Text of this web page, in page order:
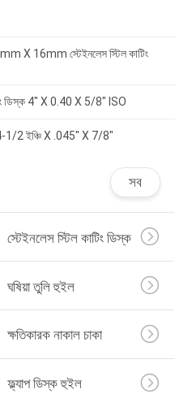
X 16mm স্টেইনলেস স্টিল কাটিং
ডিস্ক 4" X 0.40 X 5/8" ISO
4-1/2 ইঞ্চি X .045" X 7/8"
সব
স্টেইনলেস স্টিল কাটিং ডিস্ক
ঘষিয়া তুলি হুইল
ক্ষতিকারক নাকাল চাকা
ফ্ল্যাপ ডিস্ক হুইল